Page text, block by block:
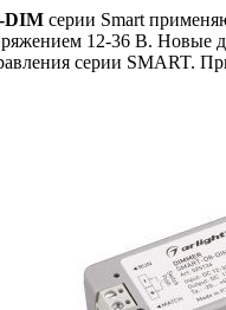
DIM серии Smart
12-36 В. Новые
серии SMART.